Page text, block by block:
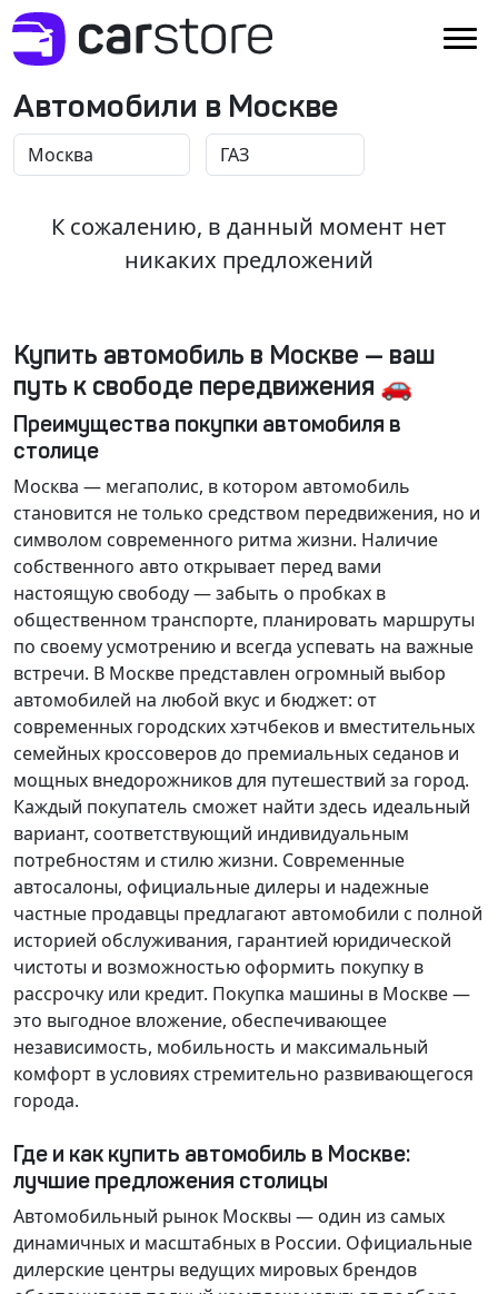
Автомобили в Москве
К сожалению, в данный момент нет
никаких предложений
Купить автомобиль в Москве — ваш
путь к свободе передвижения 🚗
Преимущества покупки автомобиля в
столице
Москва — мегаполис, в котором автомобиль
становится не только средством передвижения, но и
символом современного ритма жизни. Наличие
собственного авто открывает перед вами
настоящую свободу — забыть о пробках в
общественном транспорте, планировать маршруты
по своему усмотрению и всегда успевать на важные
встречи. В Москве представлен огромный выбор
автомобилей на любой вкус и бюджет: от
современных городских хэтчбеков и вместительных
семейных кроссоверов до премиальных седанов и
мощных внедорожников для путешествий за город.
Каждый покупатель сможет найти здесь идеальный
вариант, соответствующий индивидуальным
потребностям и стилю жизни. Современные
автосалоны, официальные дилеры и надежные
частные продавцы предлагают автомобили с полной
историей обслуживания, гарантией юридической
чистоты и возможностью оформить покупку в
рассрочку или кредит. Покупка машины в Москве —
это выгодное вложение, обеспечивающее
независимость, мобильность и максимальный
комфорт в условиях стремительно развивающегося
города.
Где и как купить автомобиль в Москве:
лучшие предложения столицы
Автомобильный рынок Москвы — один из самых
динамичных и масштабных в России. Официальные
дилерские центры ведущих мировых брендов